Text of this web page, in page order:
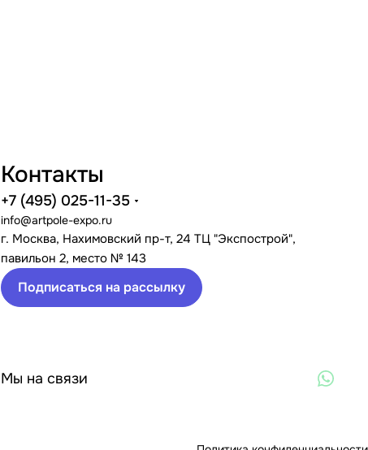
Контакты
+7 (495) 025-11-35
info@artpole-expo.ru
г. Москва, Нахимовский пр-т, 24 ТЦ "Экспострой",
павильон 2, место № 143
Подписаться на рассылку
Мы на связи